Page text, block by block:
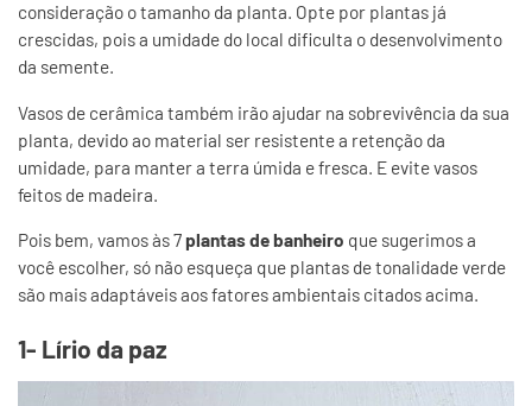
consideração o tamanho da planta. Opte por plantas já
crescidas, pois a umidade do local dificulta o desenvolvimento
da semente.
Vasos de cerâmica também irão ajudar na sobrevivência da sua
planta, devido ao material ser resistente a retenção da
umidade, para manter a terra úmida e fresca. E evite vasos
feitos de madeira.
Pois bem, vamos às 7plantas de banheiro que sugerimos a
você escolher, só não esqueça que plantas de tonalidade verde
são mais adaptáveis aos fatores ambientais citados acima.
1- Lírio da paz